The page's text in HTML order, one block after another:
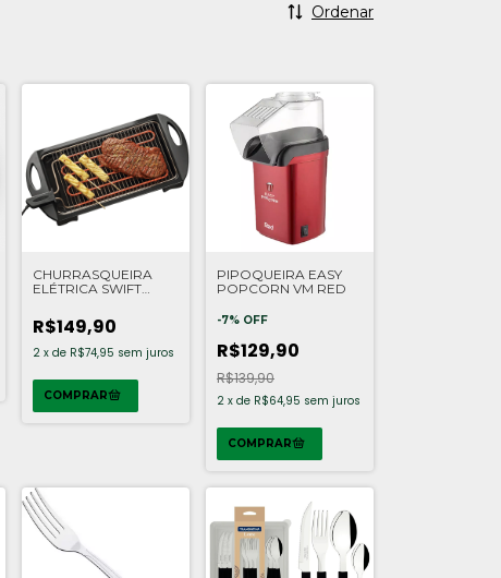
Ordenar
CHURRASQUEIRA
ELÉTRICA SWIFT
R$149,90
2 x de R$74,95 sem juros
PIPOQUEIRA EASY
POPCORN VM RED
-7% OFF
R$129,90
R$139,90
2 x de R$64,95 sem juros